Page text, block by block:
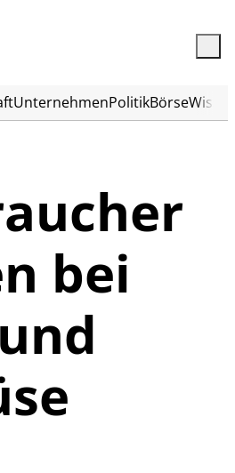
UnternehmenPolitikBörse
bei